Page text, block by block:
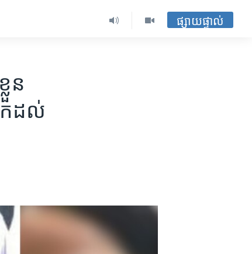
ផ្សាយផ្ទាល់
ន
ក​ដល់